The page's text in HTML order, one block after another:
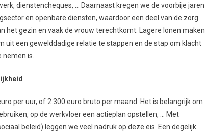
dienstencheques, … Daarnaast kregen we de voorbije jaren
en openbare diensten, waardoor een deel van de zorg
het gezin en vaak de vrouw terechtkomt. Lagere lonen maken
uit een gewelddadige relatie te stappen en de stap om klacht
nemen is.
per uur, of 2.300 euro bruto per maand. Het is belangrijk om
op de werkvloer een actieplan opstellen, … Met
beleid) leggen we veel nadruk op deze eis. Een degelijk